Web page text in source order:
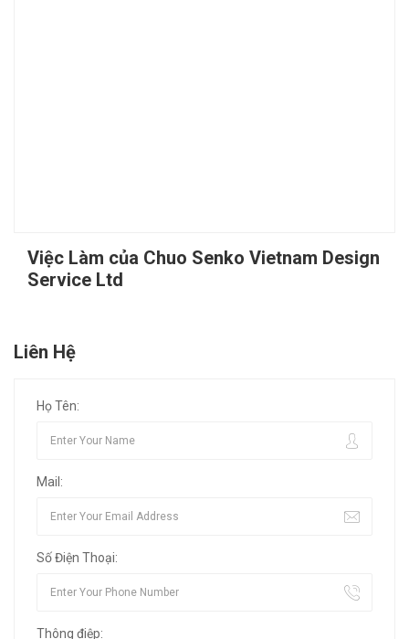
Việc Làm của Chuo Senko Vietnam Design
Service Ltd
Liên Hệ
Họ Tên:
Mail:
Số Điện Thoại:
Thông điệp: